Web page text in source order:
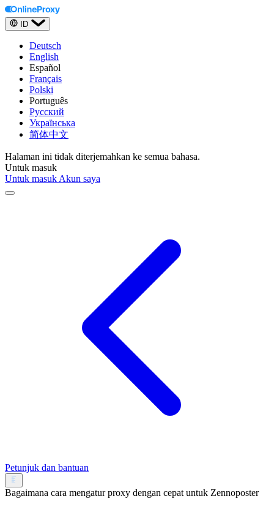
ID
Deutsch
English
Español
Français
Polski
Português
Русский
Українська
简体中文
Halaman ini tidak diterjemahkan ke semua bahasa.
Untuk masuk
Untuk masuk Akun saya
Petunjuk dan bantuan
Bagaimana cara mengatur proxy dengan cepat untuk Zennoposter